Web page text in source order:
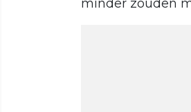
minder zouden